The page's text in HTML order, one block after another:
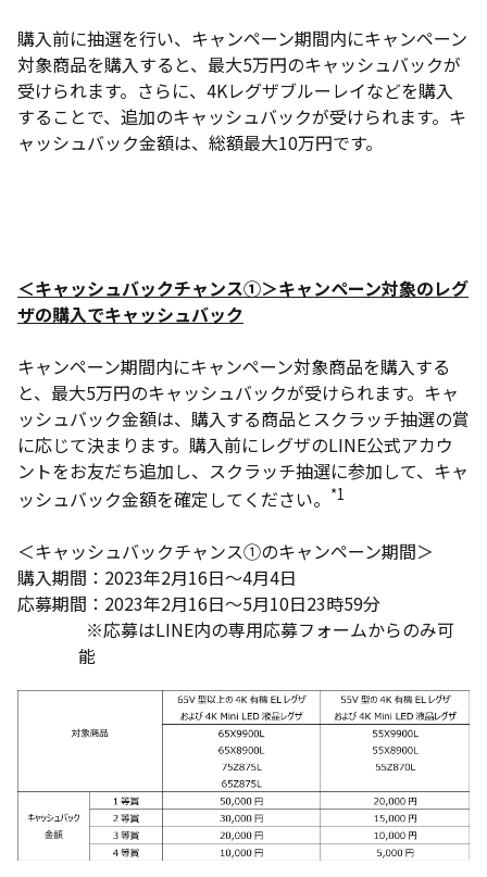
購入前に抽選を行い、キャンペーン期間内にキャンペーン
対象商品を購入すると、最大5万円のキャッシュバックが
受けられます。さらに、4Kレグザブルーレイなどを購入
することで、追加のキャッシュバックが受けられます。キ
ャッシュバック金額は、総額最大10万円です。
＜キャッシュバックチャンス①＞キャンペーン対象のレグ
ザの購入でキャッシュバック
キャンペーン期間内にキャンペーン対象商品を購入する
と、最大5万円のキャッシュバックが受けられます。キャ
ッシュバック金額は、購入する商品とスクラッチ抽選の賞
に応じて決まります。購入前にレグザのLINE公式アカウ
ントをお友だち追加し、スクラッチ抽選に参加して、キャ
ッシュバック金額を確定してください。 *1
＜キャッシュバックチャンス①のキャンペーン期間＞
購入期間：2023年2月16日～4月4日
応募期間：2023年2月16日～5月10日23時59分
※応募はLINE内の専用応募フォームからのみ可
能